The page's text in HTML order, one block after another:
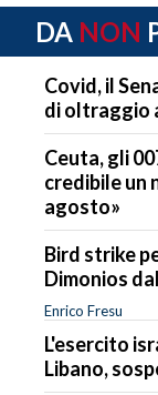
DA NON
Covid, il
di oltraggio
Ceuta, gli
credibile un
agosto»
Bird strike
Dimonios
Enrico Fresu
L'esercito
Libano,